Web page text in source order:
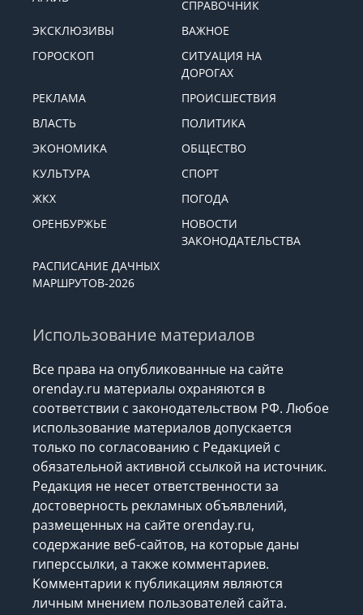
СПРАВОЧНИК
ЭКСКЛЮЗИВЫ
ВАЖНОЕ
ГОРОСКОП
СИТУАЦИЯ НА
ДОРОГАХ
РЕКЛАМА
ПРОИСШЕСТВИЯ
ВЛАСТЬ
ПОЛИТИКА
ЭКОНОМИКА
ОБЩЕСТВО
КУЛЬТУРА
СПОРТ
ЖКХ
ПОГОДА
ОРЕНБУРЖЬЕ
НОВОСТИ
ЗАКОНОДАТЕЛЬСТВА
РАСПИСАНИЕ ДАЧНЫХ
МАРШРУТОВ-2026
Использование материалов
Все права на опубликованные на сайте
orenday.ru материалы охраняются в
соответствии с законодательством РФ. Любое
использование материалов допускается
только по согласованию с Редакцией с
обязательной активной ссылкой на источник.
Редакция не несет ответственности за
достоверность рекламных объявлений,
размещенных на сайте orenday.ru,
содержание веб-сайтов, на которые даны
гиперссылки, а также комментариев.
Комментарии к публикациям являются
личным мнением пользователей сайта.